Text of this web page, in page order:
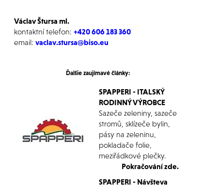
Václav Štursa ml.
kontaktní telefon: +420 606 183 360
email: vaclav.stursa@biso.eu
Ďalšie zaujímavé články:
SPAPPERI - ITALSKÝ
RODINNÝ VÝROBCE
Sazeče zeleniny, sazeče
stromů, sklízeče bylin,
pásy na zeleninu,
pokladače folie,
meziřádkové plečky.
Pokračování zde.
SPAPPERI - Návšteva